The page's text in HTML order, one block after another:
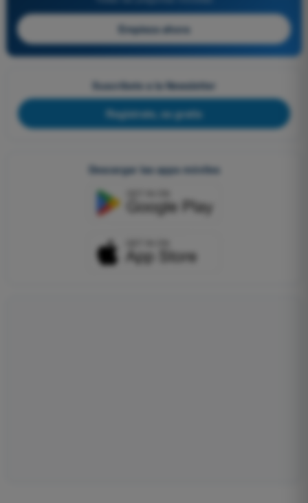
Empieza ahora
Suscríbete a la Newsletter
Regístrate, es gratis
Descargar las apps móviles